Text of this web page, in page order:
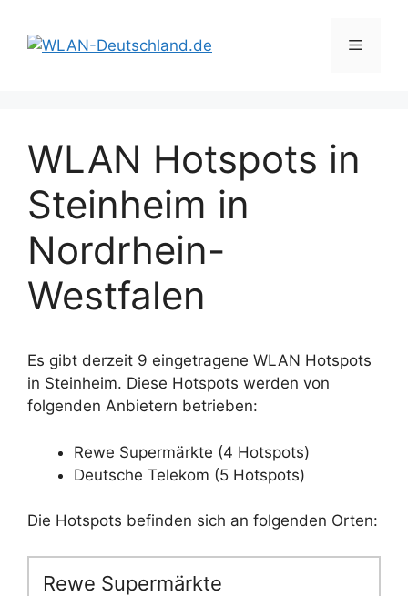
Inhalt
springen
Menü
WLAN Hotspots in
Steinheim in
Nordrhein-
Westfalen
Es gibt derzeit 9 eingetragene WLAN Hotspots
in Steinheim. Diese Hotspots werden von
folgenden Anbietern betrieben:
Rewe Supermärkte (4 Hotspots)
Deutsche Telekom (5 Hotspots)
Die Hotspots befinden sich an folgenden Orten:
Rewe Supermärkte